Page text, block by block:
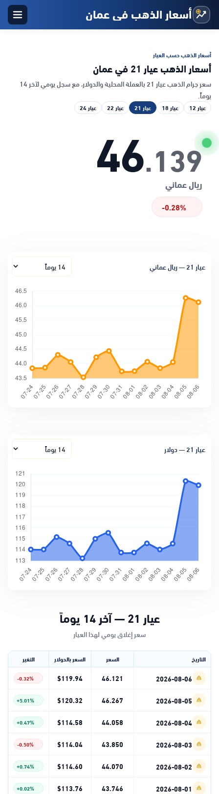
أسعار الذهب في عمان
أسعار الذهب حسب العيار
أسعار الذهب عيار 21 في عمان
سعر جرام الذهب عيار 21 بالعملة المحلية والدولار، مع سجل يومي لآخر 14
يوماً.
عيار 12 عيار 18 عيار 21 عيار 22 عيار 24
46.139
ريال عماني
-0.28%
عيار 21 — ريال عماني الفترة الزمنية
عيار 21 — دولار الفترة الزمنية
عيار 21 — آخر 14 يوماً
سعر إغلاق يومي لهذا العيار
التاريخ السعر السعر بالدولار التغير
2026-08-06
46.121
$119.94
-0.32%
2026-08-05
46.267
$120.32
+5.01%
2026-08-04
44.058
$114.58
+0.47%
2026-08-03
43.850
$114.04
-0.50%
2026-08-02
44.070
$114.60
+0.74%
2026-08-01
43.746
$113.76
+0.02%